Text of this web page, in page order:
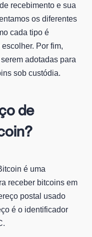
recebimento e sua
os diferentes
cada tipo é
Por fim,
adotadas para
sob custódia.
de
é uma
receber bitcoins em
postal usado
é o identificador